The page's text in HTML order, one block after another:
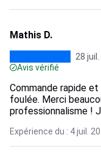
Mathis D.
28
Avis vérifié
Commande rapide
foulée. Merci
professionnalisme !
Expérience du : 4 juil.